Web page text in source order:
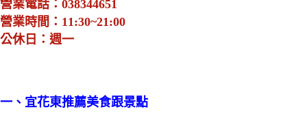
營業電話：038344651
營業時間：11:30~21:00
公休日：週一
一、 宜花東推薦美食跟景點